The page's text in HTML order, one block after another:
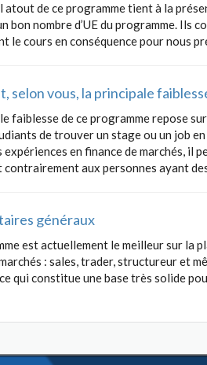
atout de ce programme tient à la
bon nombre d’UE du programme. Ils
le cours en conséquence pour nous
selon vous, la principale
faiblesse de ce programme repose
de trouver un stage ou un job
expériences en finance de marchés, il
contrairement aux personnes ayant
généraux
est actuellement le meilleur sur la
: sales, trader, structureur et
qui constitue une base très solide